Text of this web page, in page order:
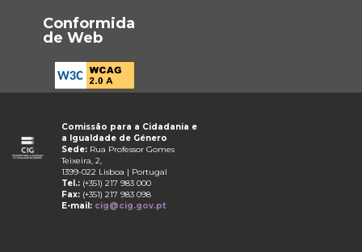
Conformida
de Web
Comissão para a Cidadania e
a Igualdade de Género
Sede: Rua Professor Gomes
Teixeira, 2,
1399-022 Lisboa | Portugal
Tel.: (+351) 217 983 000
Fax: (+351) 217 983 098
E-mail: cig@cig.gov.pt